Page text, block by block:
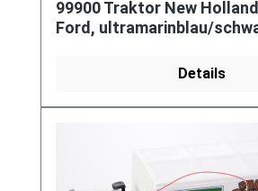
99900 Traktor New
Ford, ultramarinblau/
Details